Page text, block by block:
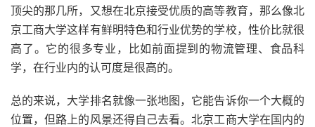
顶尖的那几所，又想在北京接受优质的高等教育，那么像北
京工商大学这样有鲜明特色和行业优势的学校，性价比就很
高了。它的很多专业，比如前面提到的物流管理、食品科
学，在行业内的认可度是很高的。
总的来说，大学排名就像一张地图，它能告诉你一个大概的
位置，但路上的风景还得自己去看。北京工商大学在国内的